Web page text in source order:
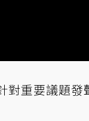
重要議題